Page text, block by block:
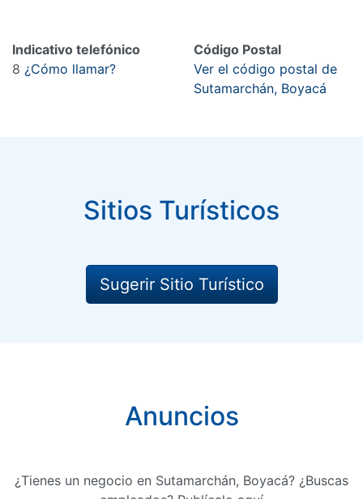
Indicativo telefónico
8 ¿Cómo llamar?
Código Postal
Ver el código postal de
Sutamarchán, Boyacá
Sitios Turísticos
Sugerir Sitio Turístico
Anuncios
¿Tienes un negocio en Sutamarchán, Boyacá? ¿Buscas